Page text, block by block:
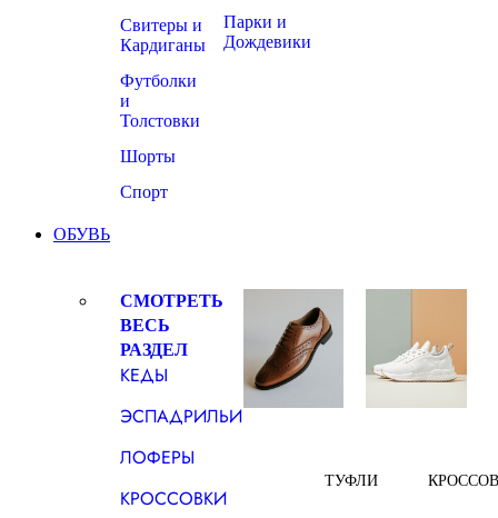
Свитеры и
Кардиганы
Футболки
и
Толстовки
Шорты
Спорт
Парки и
Дождевики
ОБУВЬ
СМОТРЕТЬ
ВЕСЬ
РАЗДЕЛ
КЕДЫ
ЭСПАДРИЛЬИ
ЛОФЕРЫ
КРОССОВКИ
ТУФЛИ